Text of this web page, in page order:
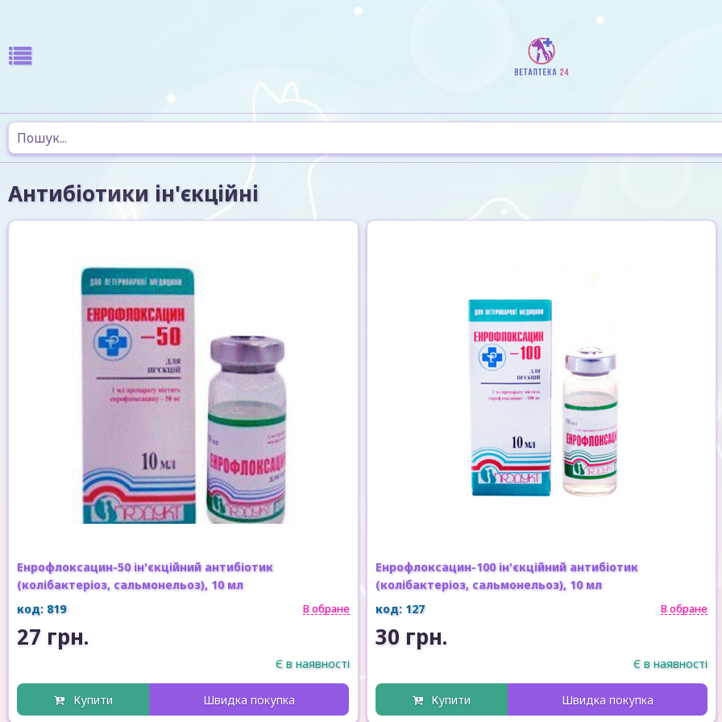
Антибіотики ін'єкційні
Енрофлоксацин-50 ін'єкційний антибіотик
(колібактеріоз, сальмонельоз), 10 мл
код: 819
В обране
27 грн.
Є в наявності
Купити Швидка покупка
Енрофлоксацин-100 ін'єкційний антибіотик
(колібактеріоз, сальмонельоз), 10 мл
код: 127
В обране
30 грн.
Є в наявності
Купити Швидка покупка